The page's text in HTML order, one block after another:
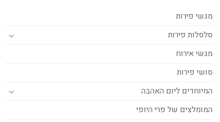
מגשי פירות
סלסלות פירות
מגשי אירוח
סושי פירות
המיוחדים ליום האהבה
המומלצים של פרי היופי